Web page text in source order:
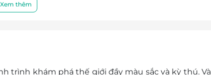
dụng giá vé trẻ em
vụ
Xem thêm
trình khám phá thế giới đầy màu sắc và kỳ thú. Và